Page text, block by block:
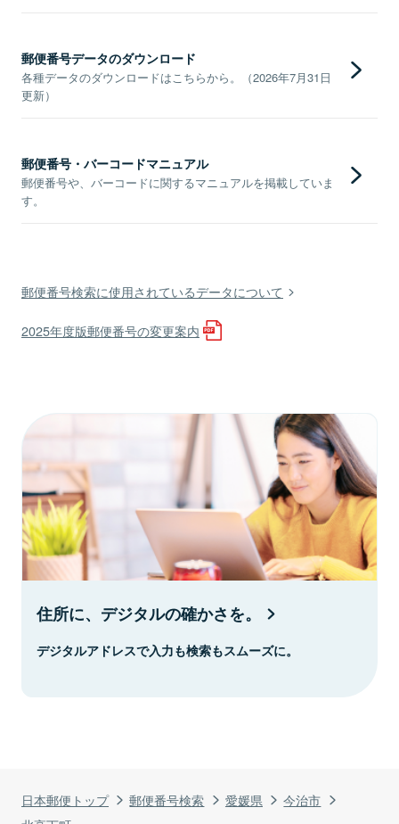
日本郵便トップ 郵便番号検索 愛媛県
今治市
郵便番号データのダウンロード
各種データのダウンロードはこちらから。（2026年7月31日
更新）
郵便番号・バーコードマニュアル
郵便番号や、バーコードに関するマニュアルを掲載していま
す。
郵便番号検索に使用されているデータについて
2025年度版郵便番号の変更案内
住所に、デジタルの確かさを。
デジタルアドレスで入力も検索もスムーズに。